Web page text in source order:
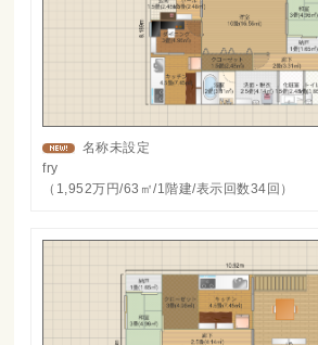
名称未設定
fry
（1,952万円/63㎡/1階建/表示回数34回）